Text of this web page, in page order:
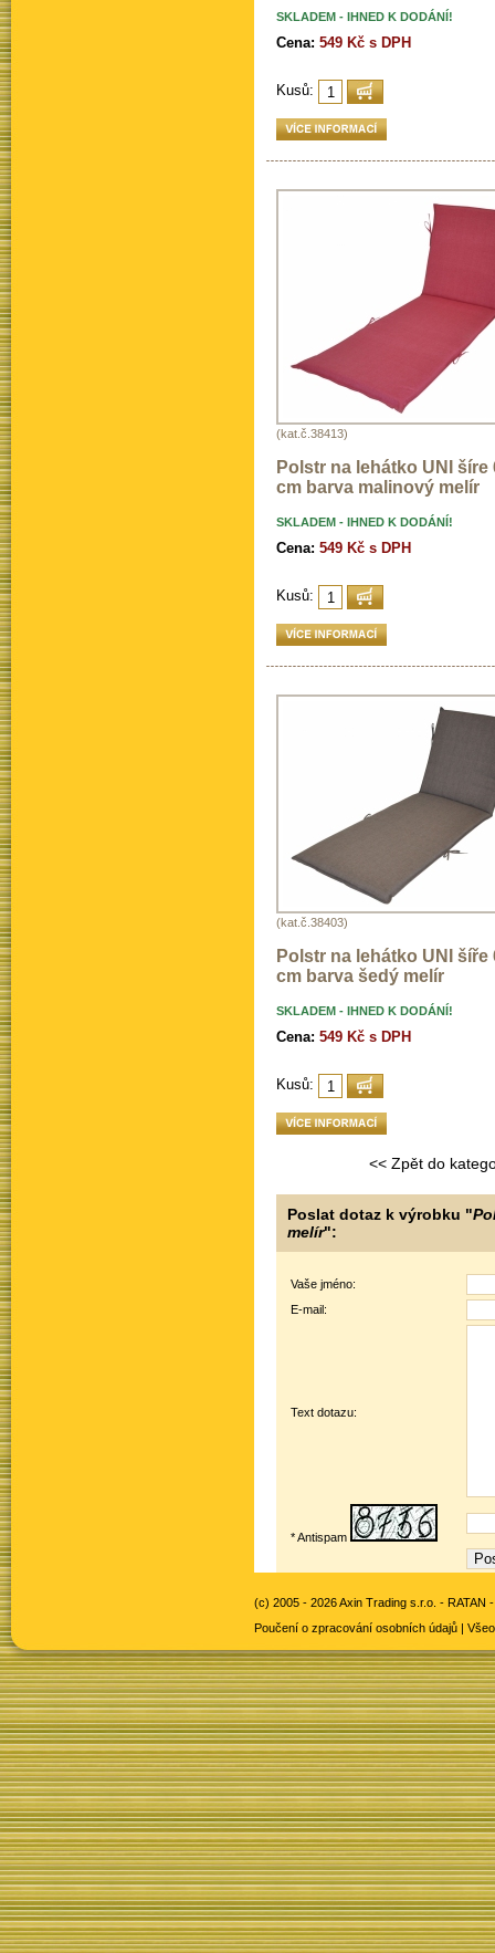
SKLADEM - IHNED K DODÁNÍ!
Cena: 549 Kč s DPH
Kusů:
(kat.č.38413)
Polstr na lehátko UNI šíre
cm barva malinový melír
SKLADEM - IHNED K DODÁNÍ!
Cena: 549 Kč s DPH
Kusů:
(kat.č.38403)
Polstr na lehátko UNI šíře
cm barva šedý melír
SKLADEM - IHNED K DODÁNÍ!
Cena: 549 Kč s DPH
Kusů:
<< Zpět do
Poslat dotaz k výrobku "
melír":
Vaše jméno:
E-mail:
Text dotazu:
* Antispam
(c) 2005 - 2026 Axin Trading s.r.o. - RATAN
Poučení o zpracování osobních údajů |